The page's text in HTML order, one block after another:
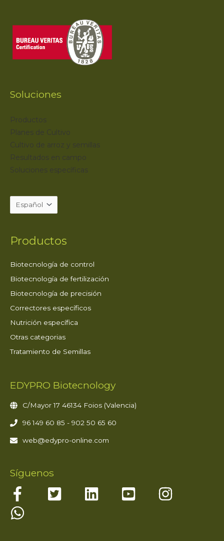
Soluciones
Productos
Planes de Cultivo
Cultivo de arroz y semillas
Resultados en campo
Soluciones específicas
Productos
Biotecnología de control
Biotecnología de fertilización
Biotecnología de precisión
Correctores específicos
Nutrición específica
Otras categorias
Tratamiento de Semillas
EDYPRO Biotecnology
C/Mayor 17 46134 Foios (Valencia)
96 149 60 85 - 902 50 65 60
web@edypro-online.com
Síguenos